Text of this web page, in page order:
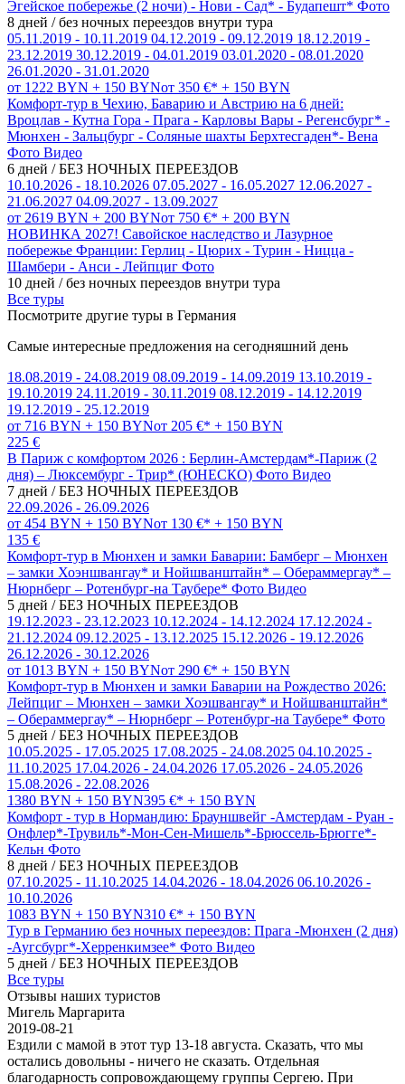
Эгейское побережье (2 ночи) - Нови - Сад* - Будапешт* Фото
8 дней / без ночных переездов внутри тура
05.11.2019 - 10.11.2019 04.12.2019 - 09.12.2019 18.12.2019 -
23.12.2019 30.12.2019 - 04.01.2019 03.01.2020 - 08.01.2020
26.01.2020 - 31.01.2020
от 1222 BYN + 150 BYNот 350 €* + 150 BYN
Комфорт-тур в Чехию, Баварию и Австрию на 6 дней:
Вроцлав - Кутна Гора - Прага - Карловы Вары - Регенсбург* -
Мюнхен - Зальцбург - Соляные шахты Берхтесгаден*- Вена
Фото Видео
6 дней / БЕЗ НОЧНЫХ ПЕРЕЕЗДОВ
10.10.2026 - 18.10.2026 07.05.2027 - 16.05.2027 12.06.2027 -
21.06.2027 04.09.2027 - 13.09.2027
от 2619 BYN + 200 BYNот 750 €* + 200 BYN
НОВИНКА 2027! Савойское наследство и Лазурное
побережье Франции: Герлиц - Цюрих - Турин - Ницца -
Шамбери - Анси - Лейпциг Фото
10 дней / без ночных переездов внутри тура
Все туры
Посмотрите другие туры в Германия
Самые интересные предложения на сегодняшний день
18.08.2019 - 24.08.2019 08.09.2019 - 14.09.2019 13.10.2019 -
19.10.2019 24.11.2019 - 30.11.2019 08.12.2019 - 14.12.2019
19.12.2019 - 25.12.2019
от 716 BYN + 150 BYNот 205 €* + 150 BYN
225 €
В Париж с комфортом 2026 : Берлин-Амстердам*-Париж (2
дня) – Люксембург - Трир* (ЮНЕСКО) Фото Видео
7 дней / БЕЗ НОЧНЫХ ПЕРЕЕЗДОВ
22.09.2026 - 26.09.2026
от 454 BYN + 150 BYNот 130 €* + 150 BYN
135 €
Комфорт-тур в Мюнхен и замки Баварии: Бамберг – Мюнхен
– замки Хоэншвангау* и Нойшванштайн* – Обераммергау* –
Нюрнберг – Ротенбург-на Таубере* Фото Видео
5 дней / БЕЗ НОЧНЫХ ПЕРЕЕЗДОВ
19.12.2023 - 23.12.2023 10.12.2024 - 14.12.2024 17.12.2024 -
21.12.2024 09.12.2025 - 13.12.2025 15.12.2026 - 19.12.2026
26.12.2026 - 30.12.2026
от 1013 BYN + 150 BYNот 290 €* + 150 BYN
Комфорт-тур в Мюнхен и замки Баварии на Рождество 2026:
Лейпциг – Мюнхен – замки Хоэшвангау* и Нойшванштайн*
– Обераммергау* – Нюрнберг – Ротенбург-на Таубере* Фото
5 дней / БЕЗ НОЧНЫХ ПЕРЕЕЗДОВ
10.05.2025 - 17.05.2025 17.08.2025 - 24.08.2025 04.10.2025 -
11.10.2025 17.04.2026 - 24.04.2026 17.05.2026 - 24.05.2026
15.08.2026 - 22.08.2026
1380 BYN + 150 BYN395 €* + 150 BYN
Комфорт - тур в Нормандию: Брауншвейг -Амстердам - Руан -
Онфлер*-Трувиль*-Мон-Сен-Мишель*-Брюссель-Брюгге*-
Кельн Фото
8 дней / БЕЗ НОЧНЫХ ПЕРЕЕЗДОВ
07.10.2025 - 11.10.2025 14.04.2026 - 18.04.2026 06.10.2026 -
10.10.2026
1083 BYN + 150 BYN310 €* + 150 BYN
Тур в Германию без ночных переездов: Прага -Мюнхен (2 дня)
-Аугсбург*-Херренкимзее* Фото Видео
5 дней / БЕЗ НОЧНЫХ ПЕРЕЕЗДОВ
Все туры
Отзывы наших туристов
Мигель Маргарита
2019-08-21
Ездили с мамой в этот тур 13-18 августа. Сказать, что мы
остались довольны - ничего не сказать. Отдельная
благодарность сопровождающему группы Сергею. При